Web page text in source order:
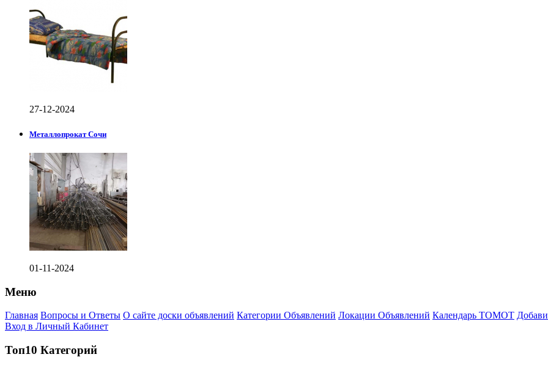
27-12-2024
Металлопрокат Сочи
01-11-2024
Меню
Главная Вопросы и Ответы О сайте доски объявлений Категории Объявлений Локации Объявлений Календарь ТОМОТ
Вход в Личный Кабинет
Топ10 Категорий